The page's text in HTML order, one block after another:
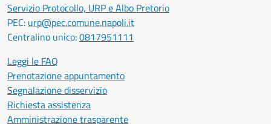
Servizio Protocollo, URP e Albo Pretorio
PEC: urp@pec.comune.napoli.it
Centralino unico:0817951111
Leggi le FAQ
Prenotazione appuntamento
Segnalazione disservizio
Richiesta assistenza
Amministrazione trasparente